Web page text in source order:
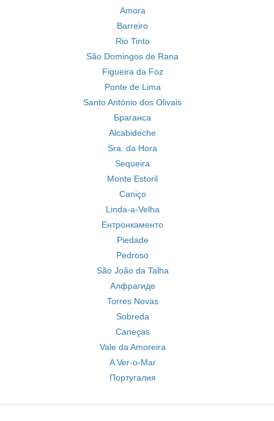
Amora
Barreiro
Rio Tinto
São Domingos de Rana
Figueira da Foz
Ponte de Lima
Santo António dos Olivais
Браганса
Alcabideche
Sra. da Hora
Sequeira
Monte Estoril
Caniço
Linda-a-Velha
Ентронкаменто
Piedade
Pedroso
São João da Talha
Алфрагиде
Torres Novas
Sobreda
Caneças
Vale da Amoreira
A Ver-o-Mar
Португалия